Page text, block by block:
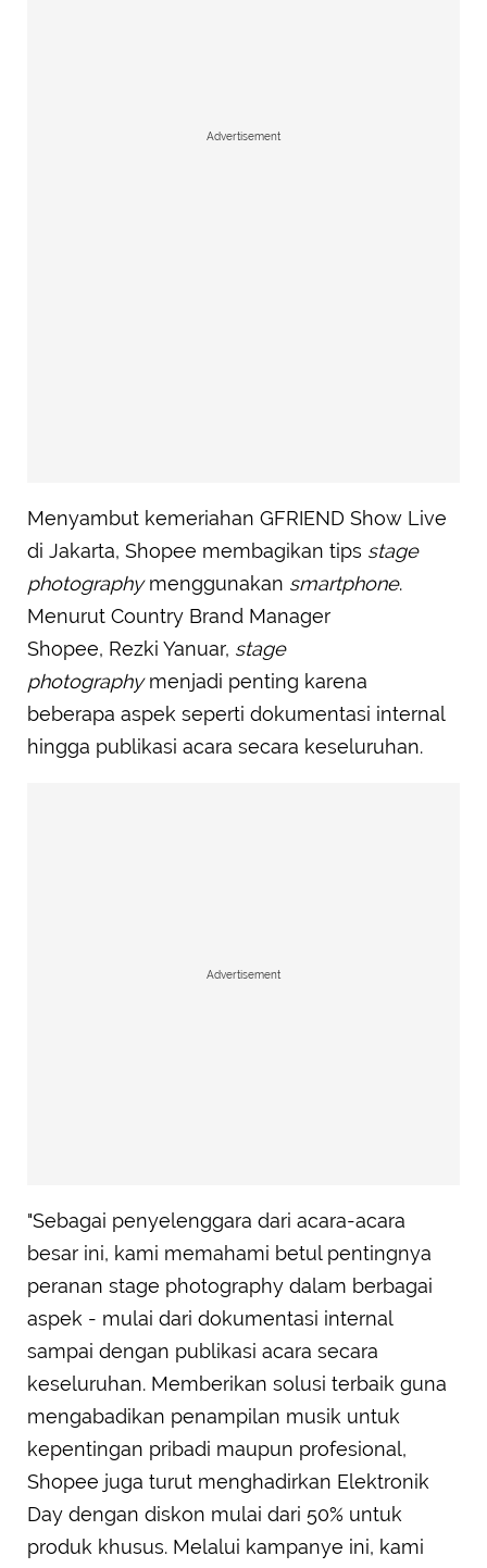
Advertisement
Menyambut kemeriahan GFRIEND Show Live
di Jakarta, Shopee membagikan tips stage
photographymenggunakan smartphone.
Menurut Country Brand Manager
Shopee, Rezki Yanuar, stage
photographymenjadi penting karena
beberapa aspek seperti dokumentasi internal
hingga publikasi acara secara keseluruhan.
Advertisement
"Sebagai penyelenggara dari acara-acara
besar ini, kami memahami betul pentingnya
peranan stage photography dalam berbagai
aspek - mulai dari dokumentasi internal
sampai dengan publikasi acara secara
keseluruhan. Memberikan solusi terbaik guna
mengabadikan penampilan musik untuk
kepentingan pribadi maupun profesional,
Shopee juga turut menghadirkan Elektronik
Day dengan diskon mulai dari 50% untuk
produk khusus. Melalui kampanye ini, kami